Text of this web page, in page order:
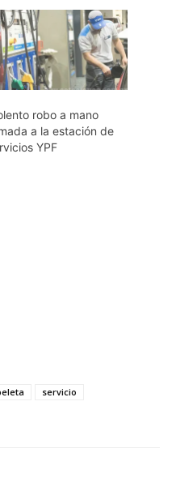
robo a mano
a la estación de
YPF
servicio